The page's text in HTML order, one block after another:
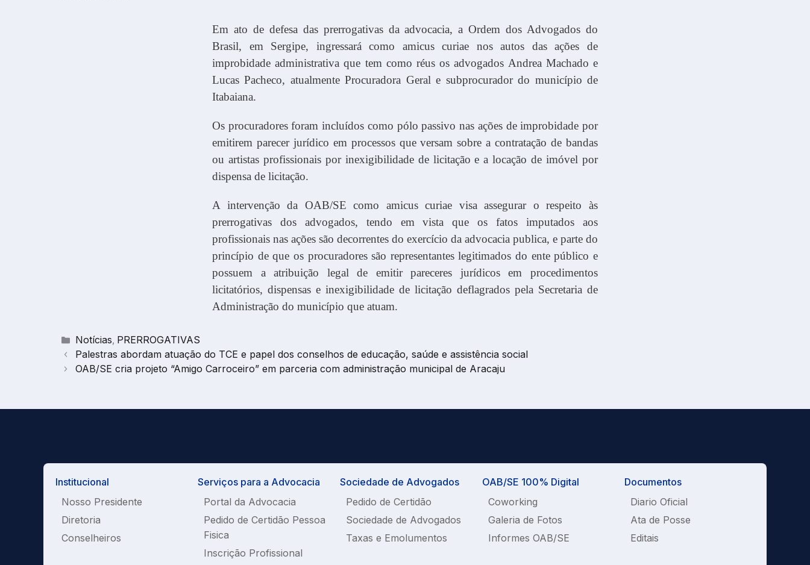
Em ato de defesa das prerrogativas da advocacia, a Ordem dos Advogados do
Brasil, em Sergipe, ingressará como amicus curiae nos autos das ações de
improbidade administrativa que tem como réus os advogados Andrea Machado e
Lucas Pacheco, atualmente Procuradora Geral e subprocurador do município de
Itabaiana.
Os procuradores foram incluídos como pólo passivo nas ações de improbidade por
emitirem parecer jurídico em processos que versam sobre a contratação de bandas
ou artistas profissionais por inexigibilidade de licitação e a locação de imóvel por
dispensa de licitação.
A intervenção da OAB/SE como amicus curiae visa assegurar o respeito às
prerrogativas dos advogados, tendo em vista que os fatos imputados aos
profissionais nas ações são decorrentes do exercício da advocacia publica, e parte do
princípio de que os procuradores são representantes legitimados do ente público e
possuem a atribuição legal de emitir pareceres jurídicos em procedimentos
licitatórios, dispensas e inexigibilidade de licitação deflagrados pela Secretaria de
Administração do município que atuam.
Categorias
Notícias, PRERROGATIVAS
Palestras abordam atuação do TCE e papel dos conselhos de educação, saúde e assistência social
OAB/SE cria projeto “Amigo Carroceiro” em parceria com administração municipal de Aracaju
Institucional
Nosso Presidente
Diretoria
Conselheiros
Serviços para a Advocacia
Portal da Advocacia
Pedido de Certidão Pessoa
Fisica
Inscrição Profissional
Sociedade de Advogados
Pedido de Certidão
Sociedade de Advogados
Taxas e Emolumentos
OAB/SE 100% Digital
Coworking
Galeria de Fotos
Informes OAB/SE
Documentos
Diario Oficial
Ata de Posse
Editais